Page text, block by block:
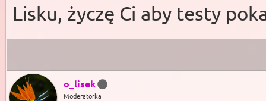
Lisku, życzę Ci aby testy
o_lisek
Moderatorka